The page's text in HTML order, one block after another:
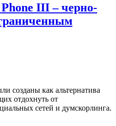
III – черно-
созданы как альтернатива
отдохнуть от
сетей и думскорлинга.